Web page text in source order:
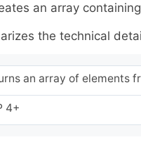
an array
the technical
an array of elements
4+